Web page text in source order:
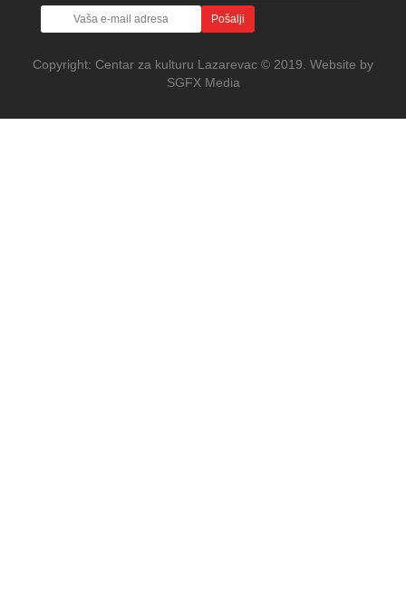
Pošalji
Copyright: Centar za kulturu Lazarevac © 2019. Website by
SGFX Media